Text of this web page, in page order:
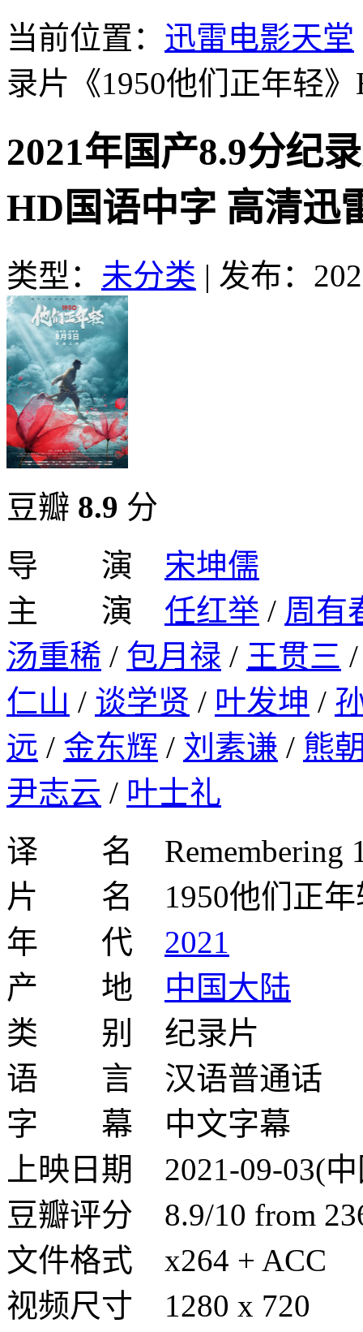
当前位置： 迅雷电影天堂
录片《1950他们正年轻
2021年国产8.9分纪
HD国语中字 高清迅
类型： 未分类 | 发布：
豆瓣 8.9 分
导 演 宋坤儒
主 演 任红举 / 周有
汤重稀 / 包月禄 / 王贯三
仁山 / 谈学贤 / 叶发坤 /
远 / 金东辉 / 刘素谦 / 熊
尹志云 / 叶士礼
译 名 Remembering
片 名 1950他们正年
年 代 2021
产 地 中国大陆
类 别 纪录片
语 言 汉语普通话
字 幕 中文字幕
上映日期 2021-09-03(
豆瓣评分 8.9/10 from
文件格式 x264 + ACC
视频尺寸 1280 x 720